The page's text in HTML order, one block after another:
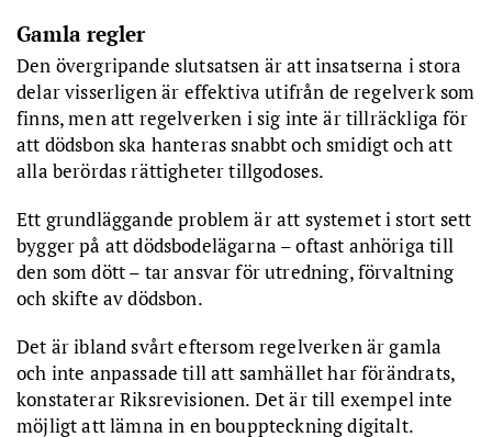
Gamla regler
Den övergripande slutsatsen är att insatserna i stora
delar visserligen är effektiva utifrån de regelverk som
finns, men att regelverken i sig inte är tillräckliga för
att dödsbon ska hanteras snabbt och smidigt och att
alla berördas rättigheter tillgodoses.
Ett grundläggande problem är att systemet i stort sett
bygger på att dödsbodelägarna – oftast anhöriga till
den som dött – tar ansvar för utredning, förvaltning
och skifte av dödsbon.
Det är ibland svårt eftersom regelverken är gamla
och inte anpassade till att samhället har förändrats,
konstaterar Riksrevisionen. Det är till exempel inte
möjligt att lämna in en bouppteckning digitalt.